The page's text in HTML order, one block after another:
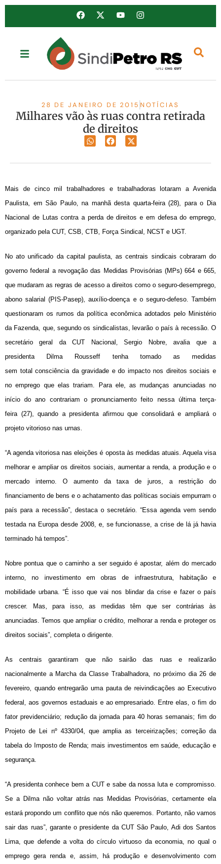
28 DE JANEIRO DE 2015 NOTÍCIAS
Milhares vão às ruas contra retirada
de direitos
Mais de cinco mil trabalhadores e trabalhadoras lotaram a Avenida
Paulista, em São Paulo, na manhã desta quarta-feira (28), para o Dia
Nacional de Lutas contra a perda de direitos e em defesa do emprego,
organizado pela CUT, CSB, CTB, Força Sindical, NCST e UGT.
No ato unificado da capital paulista, as centrais sindicais cobraram do
governo federal a revogação das Medidas Provisórias (MPs) 664 e 665,
que mudaram as regras de acesso a direitos como o seguro-desemprego,
abono salarial (PIS-Pasep), auxílio-doença e o seguro-defeso. Também
questionaram os rumos da política econômica adotados pelo Ministério
da Fazenda, que, segundo os sindicalistas, levarão o país à recessão. O
secretário geral da CUT Nacional, Sergio Nobre, avalia que a
presidenta Dilma Rousseff tenha tomado as medidas
sem total consciência da gravidade e do impacto nos direitos sociais e
no emprego que elas trariam. Para ele, as mudanças anunciadas no
início do ano contrariam o pronunciamento feito nessa última terça-
feira (27), quando a presidenta afirmou que consolidará e ampliará o
projeto vitorioso nas urnas.
“A agenda vitoriosa nas eleições é oposta às medidas atuais. Aquela visa
melhorar e ampliar os direitos sociais, aumentar a renda, a produção e o
mercado interno. O aumento da taxa de juros, a restrição do
financiamento de bens e o achatamento das políticas sociais empurram o
país para a recessão”, destaca o secretário. “Essa agenda vem sendo
testada na Europa desde 2008, e, se funcionasse, a crise de lá já havia
terminado há tempos”.
Nobre pontua que o caminho a ser seguido é apostar, além do mercado
interno, no investimento em obras de infraestrutura, habitação e
mobilidade urbana. “É isso que vai nos blindar da crise e fazer o país
crescer. Mas, para isso, as medidas têm que ser contrárias às
anunciadas. Temos que ampliar o crédito, melhorar a renda e proteger os
direitos sociais”, completa o dirigente.
As centrais garantiram que não sairão das ruas e realizarão
nacionalmente a Marcha da Classe Trabalhadora, no próximo dia 26 de
fevereiro, quando entregarão uma pauta de reivindicações ao Executivo
federal, aos governos estaduais e ao empresariado. Entre elas, o fim do
fator previdenciário; redução da jornada para 40 horas semanais; fim do
Projeto de Lei nº 4330/04, que amplia as terceirizações; correção da
tabela do Imposto de Renda; mais investimentos em saúde, educação e
segurança.
“A presidenta conhece bem a CUT e sabe da nossa luta e compromisso.
Se a Dilma não voltar atrás nas Medidas Provisórias, certamente ela
estará propondo um conflito que nós não queremos. Portanto, não vamos
sair das ruas”, garante o presidente da CUT São Paulo, Adi dos Santos
Lima, que defende a volta do círculo virtuoso da economia, no qual o
emprego gera renda e, assim, há produção e desenvolvimento com